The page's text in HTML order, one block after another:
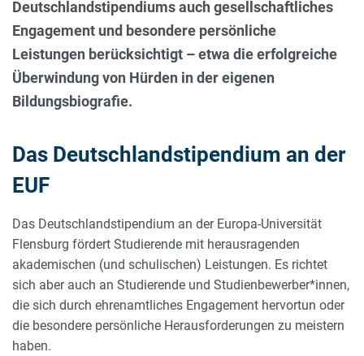
Deutschlandstipendiums auch gesellschaftliches
Engagement und besondere persönliche
Leistungen berücksichtigt – etwa die erfolgreiche
Überwindung von Hürden in der eigenen
Bildungsbiografie.
Das Deutschlandstipendium an der
EUF
Das Deutschlandstipendium an der Europa-Universität
Flensburg fördert Studierende mit herausragenden
akademischen (und schulischen) Leistungen. Es richtet
sich aber auch an Studierende und Studienbewerber*innen,
die sich durch ehrenamtliches Engagement hervortun oder
die besondere persönliche Herausforderungen zu meistern
haben.